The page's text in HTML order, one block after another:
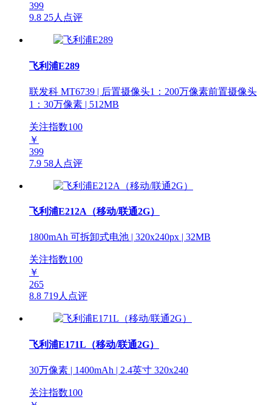
399
9.8 25人点评
飞利浦E289
联发科 MT6739 | 后置摄像头1：200万像素前置摄像头
1：30万像素 | 512MB
关注指数100
￥
399
7.9 58人点评
飞利浦E212A（移动/联通2G）
1800mAh 可拆卸式电池 | 320x240px | 32MB
关注指数100
￥
265
8.8 719人点评
飞利浦E171L（移动/联通2G）
30万像素 | 1400mAh | 2.4英寸 320x240
关注指数100